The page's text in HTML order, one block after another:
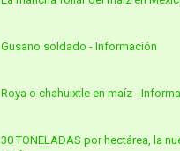
Gusano soldado - Información
Roya o chahuixtle en maíz -
30 TONELADAS por hectárea, la